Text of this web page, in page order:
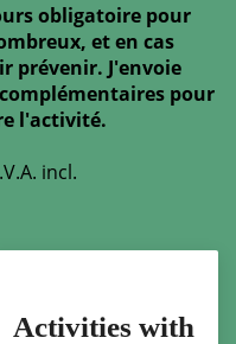
obligatoire pour
et en cas
prévenir. J'envoie
pour
l'activité.
incl.
Activities with